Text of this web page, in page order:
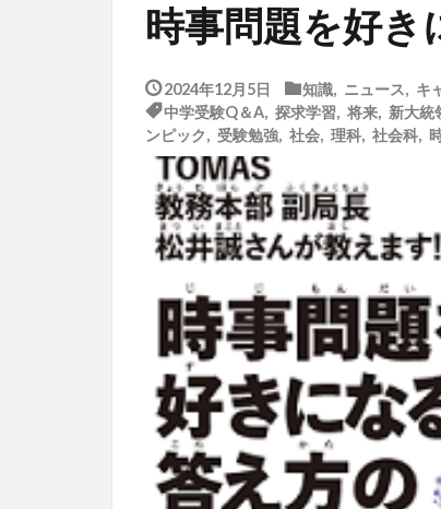
時事問題を好き
2024年12月5日 知識 ニュース キ
中学受験Q＆A, 探求学習 将来, 新大統
ンピック
受験勉強 社会 理科 社会科